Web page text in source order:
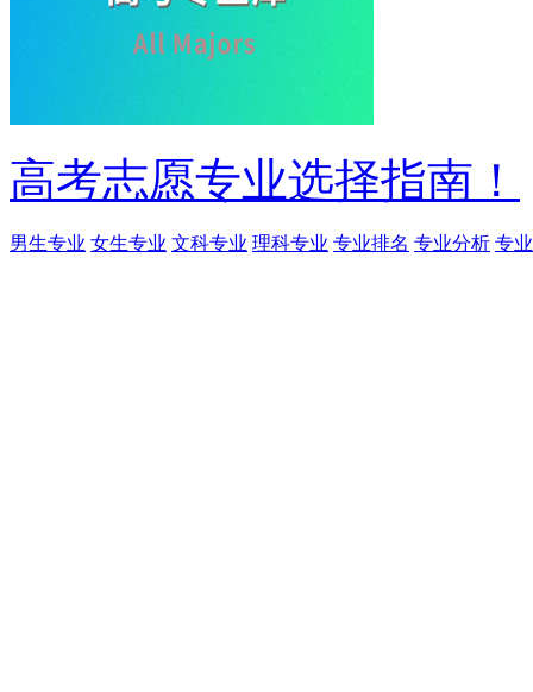
高考志愿专业选择指南！
男生专业 女生专业 文科专业 理科专业 专业排名 专业分析 专